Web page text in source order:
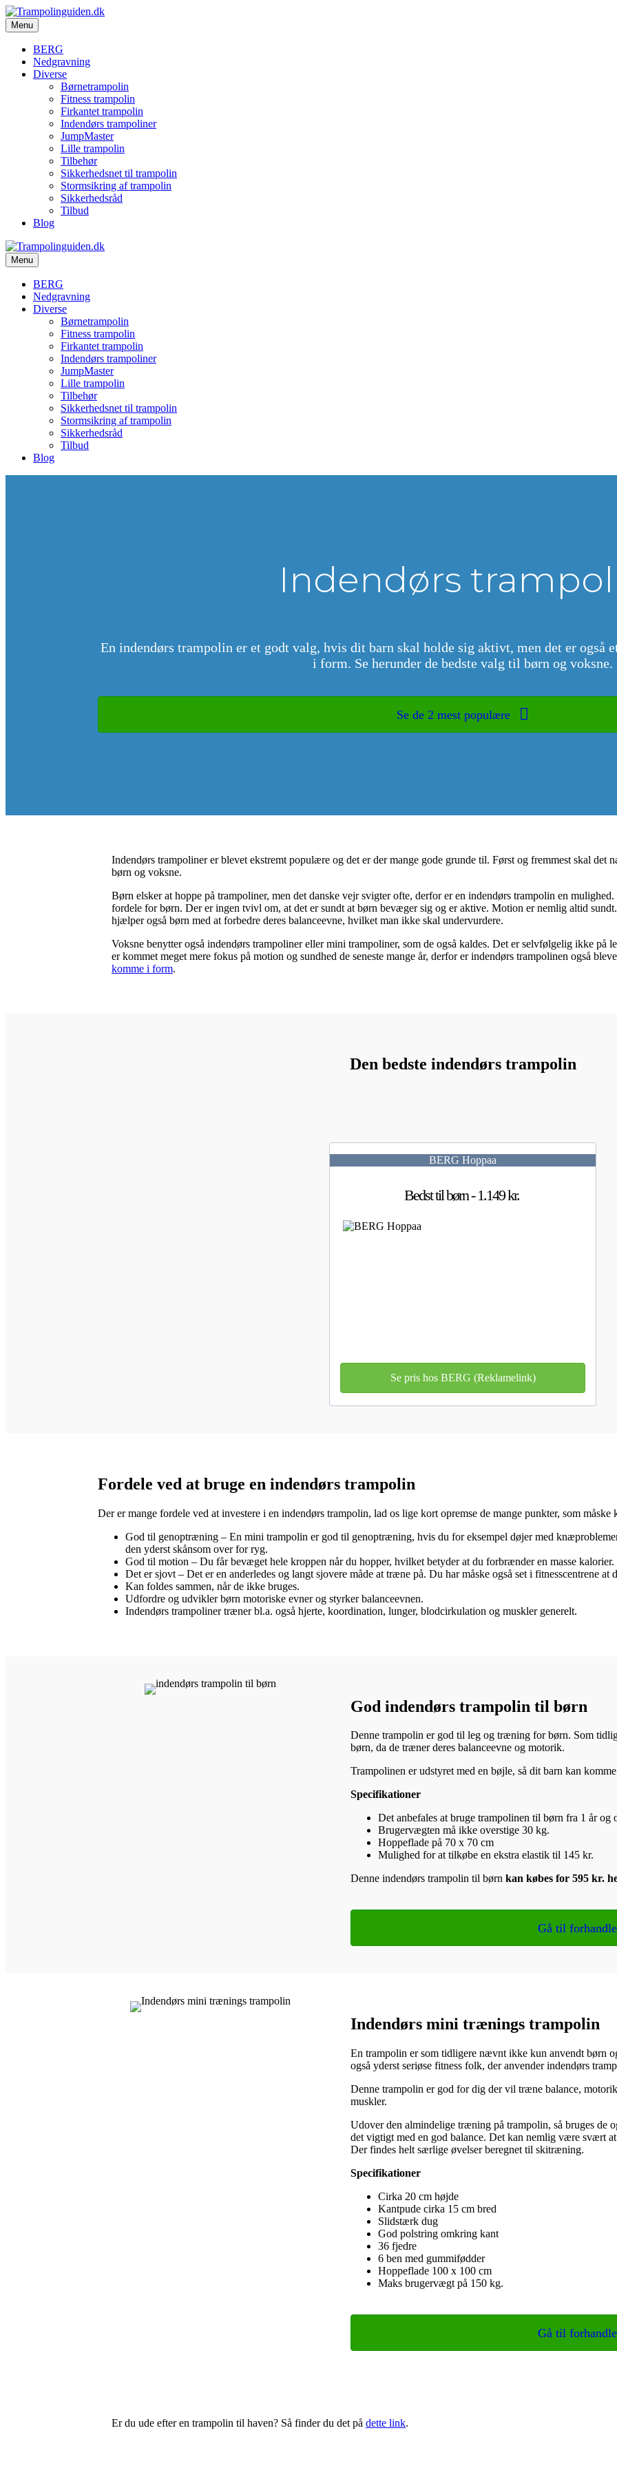
Menu
BERG
Nedgravning
Diverse
Børnetrampolin
Fitness trampolin
Firkantet trampolin
Indendørs trampoliner
JumpMaster
Lille trampolin
Tilbehør
Sikkerhedsnet til trampolin
Stormsikring af trampolin
Sikkerhedsråd
Tilbud
Blog
Menu
BERG
Nedgravning
Diverse
Børnetrampolin
Fitness trampolin
Firkantet trampolin
Indendørs trampoliner
JumpMaster
Lille trampolin
Tilbehør
Sikkerhedsnet til trampolin
Stormsikring af trampolin
Sikkerhedsråd
Tilbud
Blog
Indendørs
En indendørs trampolin er et godt valg, hvis dit barn skal holde sig aktivt, men det er også
i form. Se herunder de bedste valg til børn og voksne.
Se de 2 mest populære
Indendørs trampoliner er blevet ekstremt populære og det er der mange gode grunde til. Først og fremmest skal det
børn og voksne.
Børn elsker at hoppe på trampoliner, men det danske vejr svigter ofte, derfor er en indendørs trampolin en
fordele for børn. Der er ingen tvivl om, at det er sundt at børn bevæger sig og er aktive. Motion er nemlig altid
hjælper også børn med at forbedre deres balanceevne, hvilket man ikke skal undervurdere.
Voksne benytter også indendørs trampoliner eller mini trampoliner, som de også kaldes. Det er selvfølgelig ikke på
er kommet meget mere fokus på motion og sundhed de seneste mange år, derfor er indendørs trampolinen også
komme i form.
Den bedste indendørs trampolin
BERG Hoppaa
Bedst til børn - 1.149 kr.
Se pris hos BERG (Reklamelink)
Fordele ved at bruge en indendørs trampolin
Der er mange fordele ved at investere i en indendørs trampolin, lad os lige kort opremse de mange punkter, som
God til genoptræning – En mini trampolin er god til genoptræning, hvis du for eksempel døjer med
den yderst skånsom over for ryg.
God til motion – Du får bevæget hele kroppen når du hopper, hvilket betyder at du forbrænder en masse kalorier.
Det er sjovt – Det er en anderledes og langt sjovere måde at træne på. Du har måske også set i fitnesscentrene
Kan foldes sammen, når de ikke bruges.
Udfordre og udvikler børn motoriske evner og styrker balanceevnen.
Indendørs trampoliner træner bl.a. også hjerte, koordination, lunger, blodcirkulation og muskler generelt.
God indendørs trampolin til børn
Denne trampolin er god til leg og træning for børn. Som
børn, da de træner deres balanceevne og motorik.
Trampolinen er udstyret med en bøjle, så dit barn kan
Specifikationer
Det anbefales at bruge trampolinen til børn fra 1 år og
Brugervægten må ikke overstige 30 kg.
Hoppeflade på 70 x 70 cm
Mulighed for at tilkøbe en ekstra elastik til 145 kr.
Denne indendørs trampolin til børn kan købes for 595 kr.
Gå til
Indendørs mini trænings trampolin
En trampolin er som tidligere nævnt ikke kun anvendt børn
også yderst seriøse fitness folk, der anvender indendørs
Denne trampolin er god for dig der vil træne balance,
muskler.
Udover den almindelige træning på trampolin, så bruges de
det vigtigt med en god balance. Det kan nemlig være svært
Der findes helt særlige øvelser beregnet til skitræning.
Specifikationer
Cirka 20 cm højde
Kantpude cirka 15 cm bred
Slidstærk dug
God polstring omkring kant
36 fjedre
6 ben med gummifødder
Hoppeflade 100 x 100 cm
Maks brugervægt på 150 kg.
Gå til
Er du ude efter en trampolin til haven? Så finder du det på dette link.